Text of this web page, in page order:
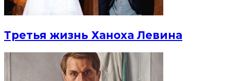
Третья жизнь Ханоха Левина